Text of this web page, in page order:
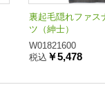
裏起毛隠れファス
ツ（紳士）
W01821600
税込 ￥5,478